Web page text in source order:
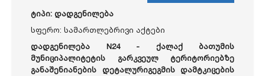
ტიპი: დადგენილება
სფერო: სამართლებრივი აქტები
დადგენილება N24 - ქალაქ ბათუმის
მუნიციპალიტეტის გარკვეულ ტერიტორიებზე
განაშენიანების დეტალურიგეგმის დამტკიცების